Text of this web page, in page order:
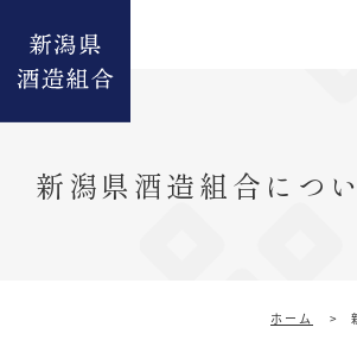
新潟県酒造組合につ
ホーム >